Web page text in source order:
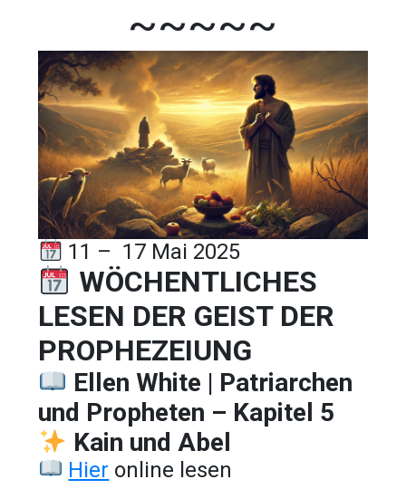
~~~~~
11 – 17 Mai 2025
WÖCHENTLICHES
LESEN DER GEIST DER
PROPHEZEIUNG
Ellen White | Patriarchen
und Propheten – Kapitel 5
Kain und Abel
Hier online lesen